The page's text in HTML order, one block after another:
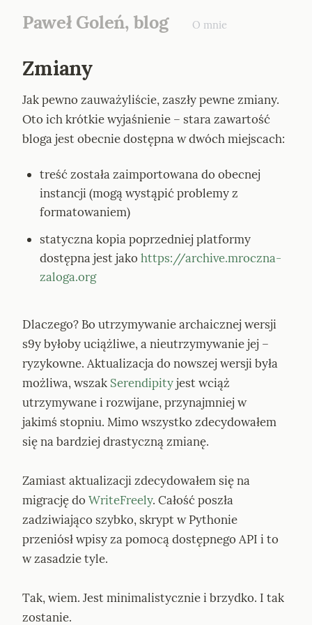
Paweł Goleń, blog O mnie
Zmiany
Jak pewno zauważyliście, zaszły pewne zmiany.
Oto ich krótkie wyjaśnienie – stara zawartość
bloga jest obecnie dostępna w dwóch miejscach:
treść została zaimportowana do obecnej
instancji (mogą wystąpić problemy z
formatowaniem)
statyczna kopia poprzedniej platformy
dostępna jest jako https://archive.mroczna-
zaloga.org
Dlaczego? Bo utrzymywanie archaicznej wersji
s9y byłoby uciążliwe, a nieutrzymywanie jej –
ryzykowne. Aktualizacja do nowszej wersji była
możliwa, wszak Serendipity jest wciąż
utrzymywane i rozwijane, przynajmniej w
jakimś stopniu. Mimo wszystko zdecydowałem
się na bardziej drastyczną zmianę.
Zamiast aktualizacji zdecydowałem się na
migrację do WriteFreely. Całość poszła
zadziwiająco szybko, skrypt w Pythonie
przeniósł wpisy za pomocą dostępnego API i to
w zasadzie tyle.
Tak, wiem. Jest minimalistycznie i brzydko. I tak
zostanie.